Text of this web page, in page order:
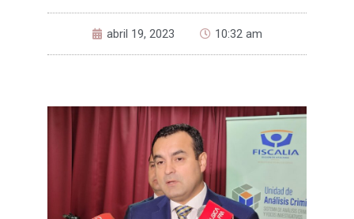
abril 19, 2023 10:32 am